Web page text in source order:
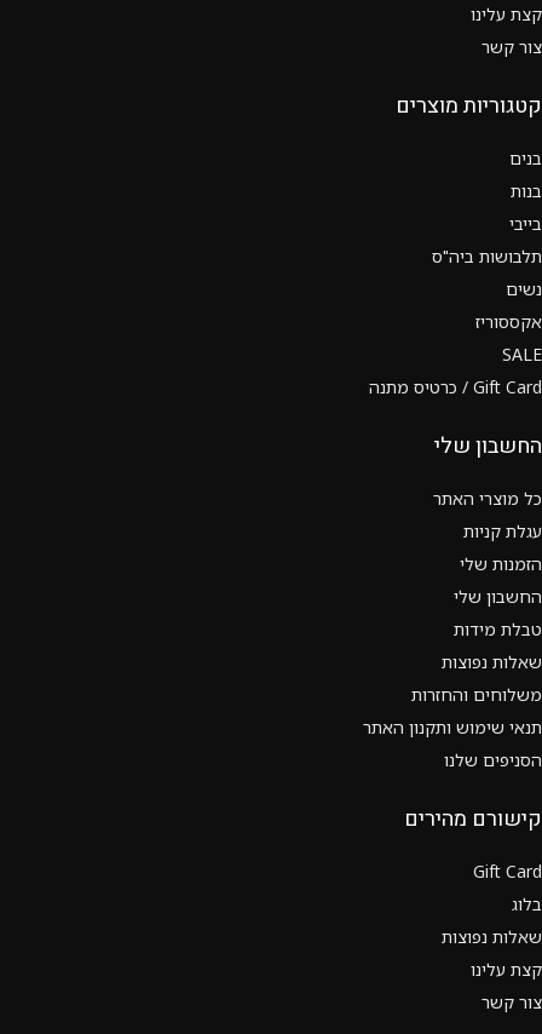
קצת עלינו
צור קשר
קטגוריות מוצרים
בנים
בנות
בייבי
תלבושות ביה"ס
נשים
אקססוריז
SALE
Gift Card / כרטיס מתנה
החשבון שלי
כל מוצרי האתר
עגלת קניות
הזמנות שלי
החשבון שלי
טבלת מידות
שאלות נפוצות
משלוחים והחזרות
תנאי שימוש ותקנון האתר
הסניפים שלנו
קישורם מהירים
Gift Card
בלוג
שאלות נפוצות
קצת עלינו
צור קשר